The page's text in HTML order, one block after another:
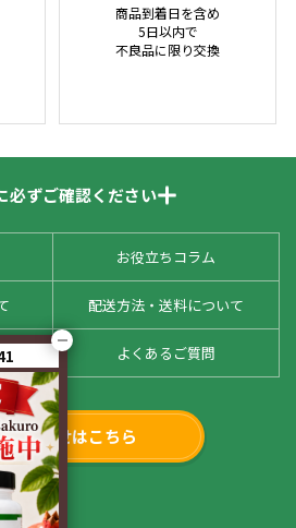
商品到着日を含め
5日以内で
不良品に限り交換
必ずご確認ください
お役立ちコラム
配送方法・送料について
よくあるご質問
い合わせはこちら